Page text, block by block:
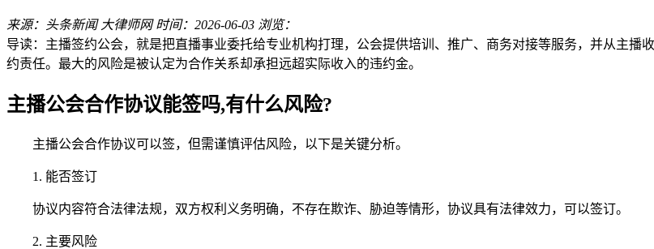
来源：头条新闻 大律师网 时间：2026-06-03 浏览：
导读： 主播签约公会，就是把直播事业委托给专业机构打理，公会提供培训、推广、商务对接等服务，并从主
约责任。最大的风险是被认定为合作关系却承担远超实际收入的违约金。
主播公会合作协议能签吗,有什么风险?
主播公会合作协议可以签，但需谨慎评估风险，以下是关键分析。
1. 能否签订
协议内容符合法律法规，双方权利义务明确，不存在欺诈、胁迫等情形，协议具有法律效力，可以签订。
2. 主要风险